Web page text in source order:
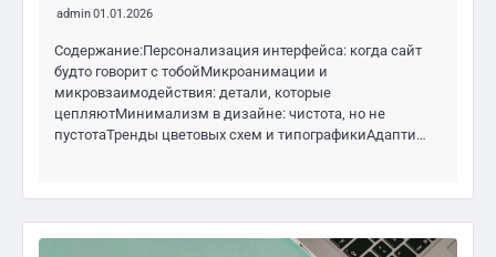
admin01.01.2026
Содержание:Персонализация интерфейса: когда сайт
будто говорит с тобойМикроанимации и
микровзаимодействия: детали, которые
цепляютМинимализм в дизайне: чистота, но не
пустотаТренды цветовых схем и типографикиАдапти…